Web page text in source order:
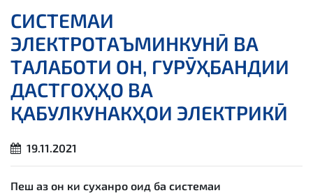
СИСТЕМАИ
ЭЛЕКТРОТАЪМИНКУНӢ ВА
ТАЛАБОТИ ОН, ГУРӮҲБАНДИИ
ДАСТГОҲҲО ВА
ҚАБУЛКУНАКҲОИ ЭЛЕКТРИКӢ
19.11.2021
Пеш аз он ки суханро оид ба системаи